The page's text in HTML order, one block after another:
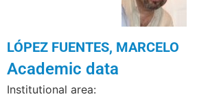
LÓPEZ FUENTES, MARCELO
Academic data
Institutional area: